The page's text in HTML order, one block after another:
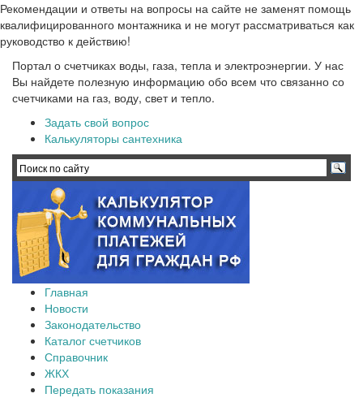
Рекомендации и ответы на вопросы на сайте не заменят помощь
квалифицированного монтажника и не могут рассматриваться как
руководство к действию!
Портал о счетчиках воды, газа, тепла и электроэнергии. У нас
Вы найдете полезную информацию обо всем что связанно со
счетчиками на газ, воду, свет и тепло.
Задать свой вопрос
Калькуляторы сантехника
Главная
Новости
Законодательство
Каталог счетчиков
Справочник
ЖКХ
Передать показания